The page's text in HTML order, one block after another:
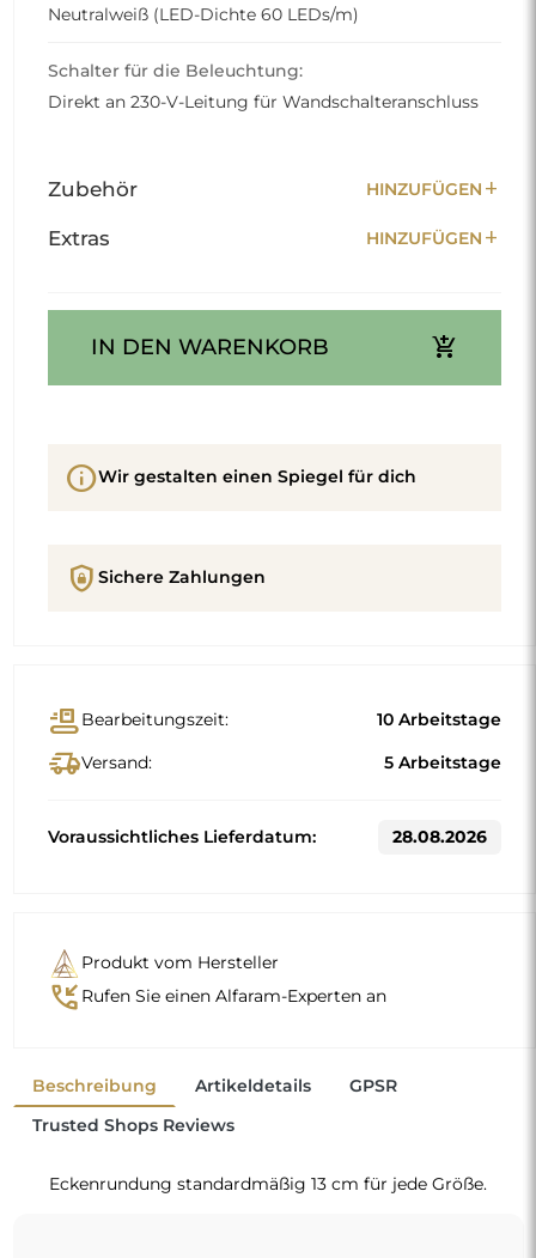
Neutralweiß (LED-Dichte 60 LEDs/m)
Schalter für die Beleuchtung:
Direkt an 230-V-Leitung für Wandschalteranschluss
Zubehör HINZUFÜGEN add
Extras HINZUFÜGEN add
IN DEN WARENKORB add_shopping_cart
infoWir gestalten einen Spiegel für dich
shield_lock Sichere Zahlungen
conveyor_beltBearbeitungszeit: 10 Arbeitstage
delivery_truck_speedVersand: 5 Arbeitstage
Voraussichtliches Lieferdatum: 28.08.2026
Produkt vom Hersteller
phone_callback Rufen Sie einen Alfaram-Experten an
Beschreibung Artikeldetails
GPSR
Trusted Shops Reviews
Eckenrundung standardmäßig 13 cm für jede Größe.